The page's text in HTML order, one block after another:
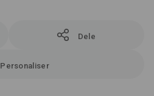
Dele
Personaliser